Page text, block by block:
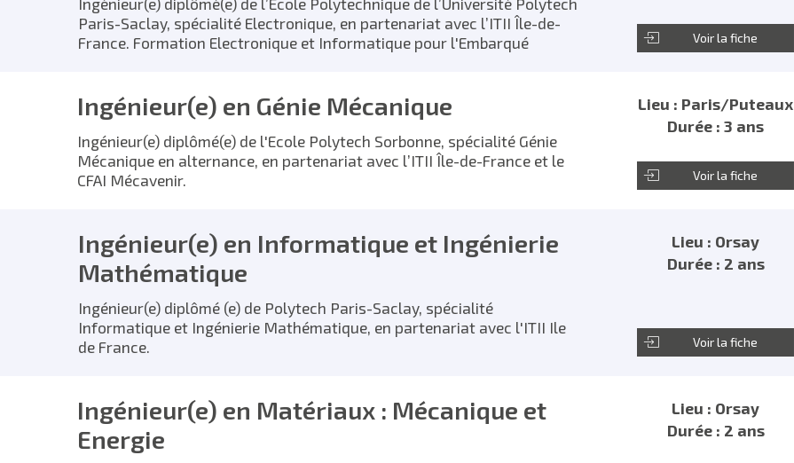
Paris-Saclay, spécialité Electronique, en partenariat avec l’ITII Île-de-
France. Formation Electronique et Informatique pour l'Embarqué
Voir la fiche
Ingénieur(e) en Génie Mécanique
Ingénieur(e) diplômé(e) de l'Ecole Polytech Sorbonne, spécialité Génie
Mécanique en alternance, en partenariat avec l’ITII Île-de-France et le
CFAI Mécavenir.
Lieu : Paris/Puteaux
Durée : 3 ans
Voir la fiche
Ingénieur(e) en Informatique et Ingénierie
Mathématique
Ingénieur(e) diplômé (e) de Polytech Paris-Saclay, spécialité
Informatique et Ingénierie Mathématique, en partenariat avec l'ITII Ile
de France.
Lieu : Orsay
Durée : 2 ans
Voir la fiche
Ingénieur(e) en Matériaux : Mécanique et
Energie
Lieu : Orsay
Durée : 2 ans